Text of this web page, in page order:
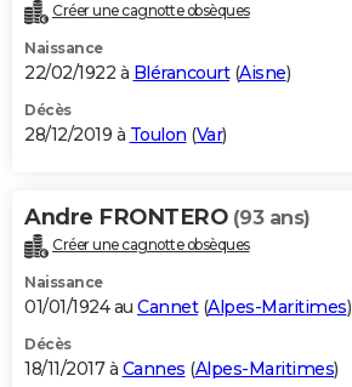
Créer une cagnotte obsèques
Naissance
22/02/1922 à Blérancourt(Aisne)
Décès
28/12/2019 à Toulon (Var)
Andre FRONTERO (93 ans)
Créer une cagnotte obsèques
Naissance
01/01/1924 au Cannet(Alpes-Maritimes)
Décès
18/11/2017 à Cannes (Alpes-Maritimes)